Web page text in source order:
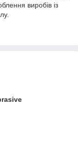
виробів із